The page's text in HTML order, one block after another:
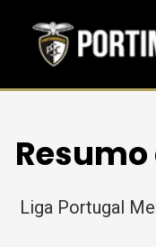
Resumo
Liga Portugal